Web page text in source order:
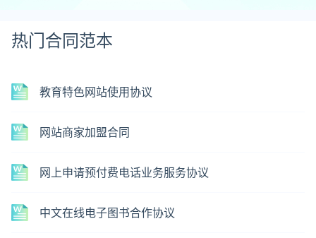
热门合同范本
教育特色网站使用协议
网站商家加盟合同
网上申请预付费电话业务服务协议
中文在线电子图书合作协议